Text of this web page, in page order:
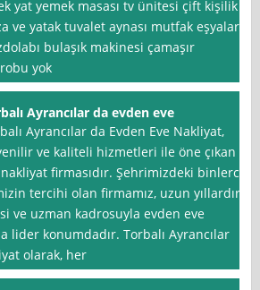
yat yemek masası tv ünitesi çift kişilik
ve yatak tuvalet aynası mutfak eşyaları
bulaşık makinesi çamaşır
yok
Ayrancılar da evden eve
Ayrancılar da Evden Eve Nakliyat,
ve kaliteli hizmetleri ile öne çıkan
firmasıdır. Şehrimizdeki binlerce
tercihi olan firmamız, uzun yıllardır
ve uzman kadrosuyla evden eve
lider konumdadır. Torbalı Ayrancılar
olarak, her